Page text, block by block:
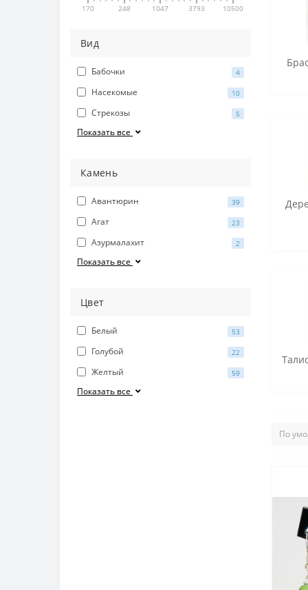
170 248 1047 3793 10500
Вид
Бабочки 4
Насекомые 10
Стрекозы 5
Показать все
Камень
Авантюрин 39
Агат 23
Азурмалахит 2
Показать все
Цвет
Белый 53
Голубой 22
Желтый 59
Показать все